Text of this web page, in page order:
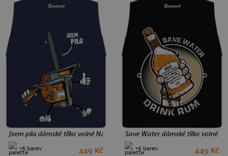
Jsem pila dámské tílko volné Navy
+6 barev 449 Kč
Save Water dámské tílko volné
+6 barev 449 Kč